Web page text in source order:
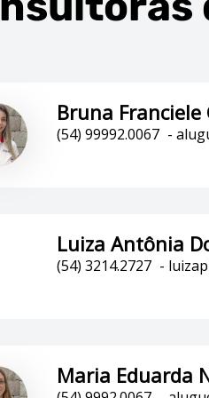
Bruna Franciele
(54) 99992.0067 -
Luiza Antônia
(54) 3214.2727 -
Maria Eduarda